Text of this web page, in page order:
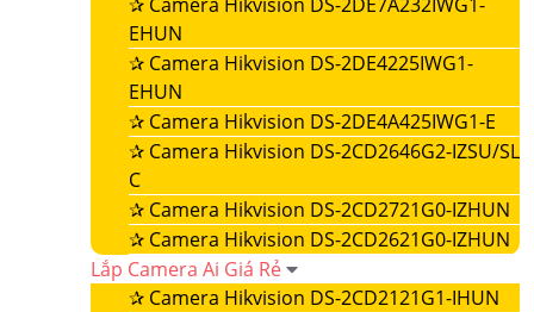
EHUN
✰ Camera Hikvision DS-2DE4225IWG1-
EHUN
✰ Camera Hikvision DS-2DE4A425IWG1-E
✰ Camera Hikvision DS-2CD2646G2-IZSU/SL
C
✰ Camera Hikvision DS-2CD2721G0-IZHUN
✰ Camera Hikvision DS-2CD2621G0-IZHUN
Lắp Camera Ai Giá Rẻ
✰ Camera Hikvision DS-2CD2121G1-IHUN